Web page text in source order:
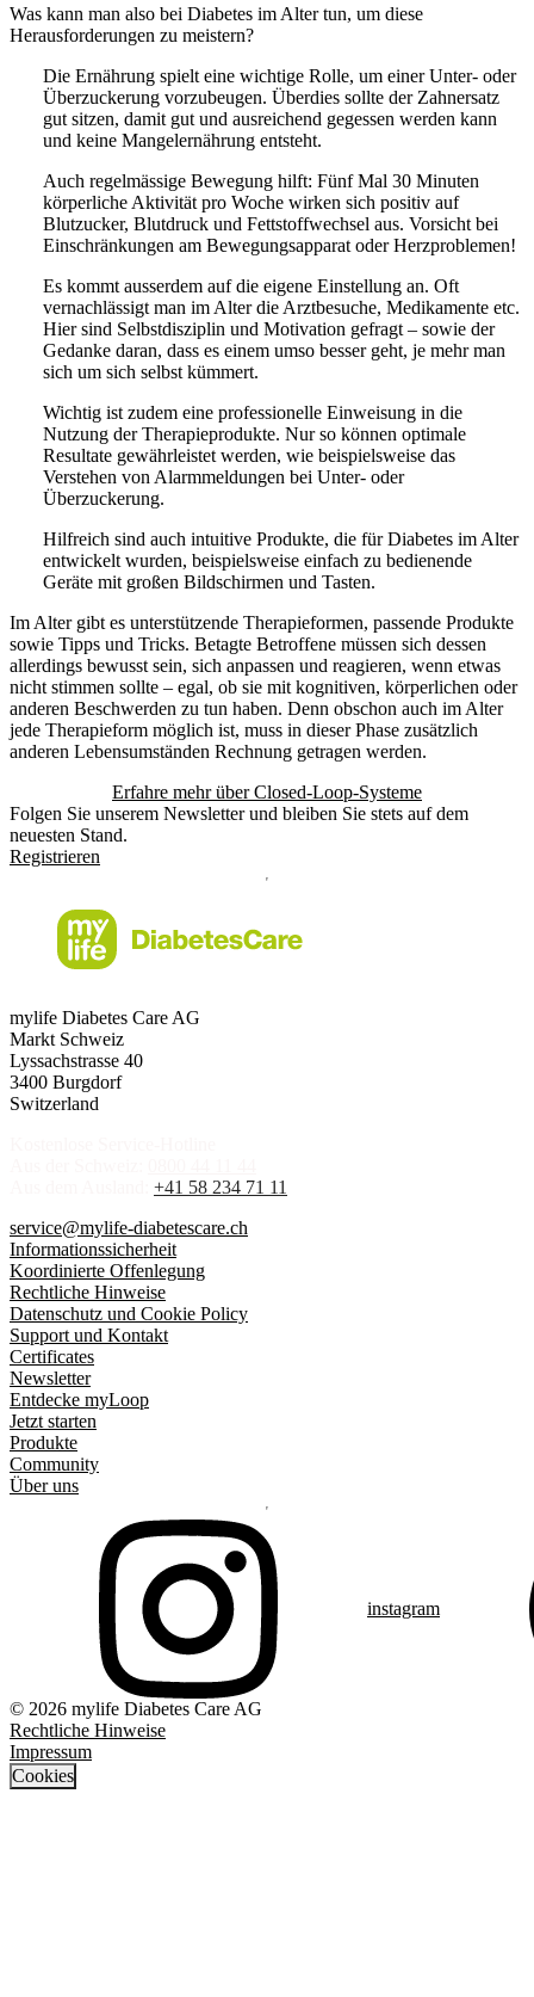
Was kann man also bei Diabetes im Alter tun, um diese
Herausforderungen zu meistern?
Die Ernährung spielt eine wichtige Rolle, um einer Unter- oder
Überzuckerung vorzubeugen. Überdies sollte der Zahnersatz
gut sitzen, damit gut und ausreichend gegessen werden kann
und keine Mangelernährung entsteht.
Auch regelmässige Bewegung hilft: Fünf Mal 30 Minuten
körperliche Aktivität pro Woche wirken sich positiv auf
Blutzucker, Blutdruck und Fettstoffwechsel aus. Vorsicht bei
Einschränkungen am Bewegungsapparat oder Herzproblemen!
Es kommt ausserdem auf die eigene Einstellung an. Oft
vernachlässigt man im Alter die Arztbesuche, Medikamente etc.
Hier sind Selbstdisziplin und Motivation gefragt – sowie der
Gedanke daran, dass es einem umso besser geht, je mehr man
sich um sich selbst kümmert.
Wichtig ist zudem eine professionelle Einweisung in die
Nutzung der Therapieprodukte. Nur so können optimale
Resultate gewährleistet werden, wie beispielsweise das
Verstehen von Alarmmeldungen bei Unter- oder
Überzuckerung.
Hilfreich sind auch intuitive Produkte, die für Diabetes im Alter
entwickelt wurden, beispielsweise einfach zu bedienende
Geräte mit großen Bildschirmen und Tasten.
Im Alter gibt es unterstützende Therapieformen, passende Produkte
sowie Tipps und Tricks. Betagte Betroffene müssen sich dessen
allerdings bewusst sein, sich anpassen und reagieren, wenn etwas
nicht stimmen sollte – egal, ob sie mit kognitiven, körperlichen oder
anderen Beschwerden zu tun haben. Denn obschon auch im Alter
jede Therapieform möglich ist, muss in dieser Phase zusätzlich
anderen Lebensumständen Rechnung getragen werden.
Erfahre mehr über Closed-Loop-Systeme
Folgen Sie unserem Newsletter und bleiben Sie stets auf dem
neuesten Stand.
Registrieren
mylife Diabetes Care AG
Markt Schweiz
Lyssachstrasse 40
3400 Burgdorf
Switzerland
+41 58 234 71 11
service@mylife-diabetescare.ch
Informationssicherheit
Koordinierte Offenlegung
Rechtliche Hinweise
Datenschutz und Cookie Policy
Support und Kontakt
Certificates
Newsletter
Entdecke myLoop
Jetzt starten
Produkte
Community
Über uns
instagram
© 2026 mylife Diabetes Care AG
Rechtliche Hinweise
Impressum
Cookies